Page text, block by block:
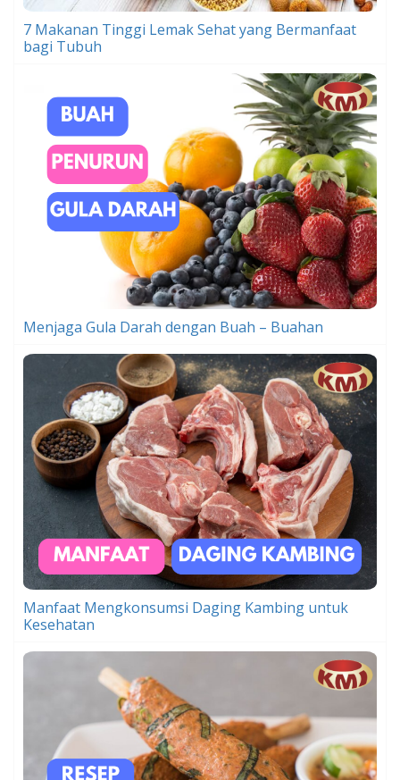
7 Makanan Tinggi Lemak Sehat yang Bermanfaat
bagi Tubuh
Menjaga Gula Darah dengan Buah – Buahan
Manfaat Mengkonsumsi Daging Kambing untuk
Kesehatan